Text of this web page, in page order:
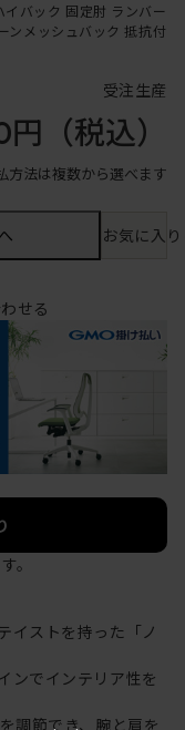
バック 固定肘 ランバー
ンメッシュバック 抵抗付
受注生産
円 （税込）
方法は複数から選べます
お気に入
せる
。
イストを持った「ノ
ンでインテリア性を
調節でき、腕と肩を